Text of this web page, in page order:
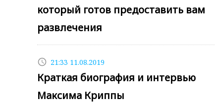
который готов предоставить вам
развлечения
access_time 21:33 11.08.2019
Краткая биография и интервью
Максима Криппы